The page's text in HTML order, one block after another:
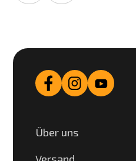
Über uns